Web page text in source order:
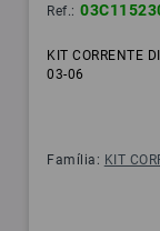
Ref.:
KIT CORRENTE
03-06
Família: KIT